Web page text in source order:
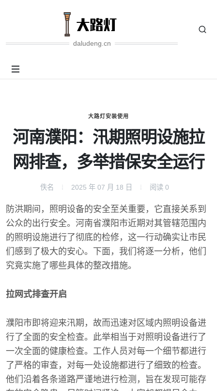
daludeng.cn
大路灯安装使用
河南濮阳：汛期照明设施拉
网排查，多举措保安全运行
佚名 2025 年 07 月 18 日 阅读 0
防洪期间，照明设备的安全至关重要，它直接关系到
公众的出行安全。河南省濮阳市近期对其管辖范围内
的照明设施进行了彻底的检修，这一行动确实让市民
们感到了极大的安心。下面，我们将逐一分析，他们
究竟实施了哪些具体的整改措施。
拉网式排查开启
濮阳市即将迎来汛期，故而迅速对区域内照明设备进
行了全面的安全检查。此举相当于对照明设备进行了
一次全面的健康检查。工作人员对每一个细节都进行
了严格的审查，对每一处设施都进行了细致的检查。
他们沿着各条道路严谨地进行检测，旨在发现可能存